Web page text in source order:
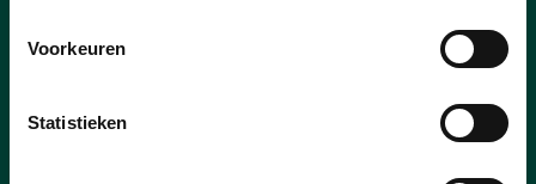
Voorkeuren
Statistieken